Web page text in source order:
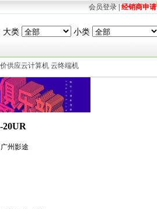
会员登录 经销商申请
大类 小类
供应云计算机 云终端机
20UR
州影途